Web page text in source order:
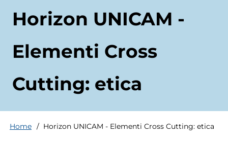
Horizon UNICAM -
Elementi Cross
Cutting: etica
Briciole
Home Horizon UNICAM - Elementi Cross Cutting: etica